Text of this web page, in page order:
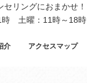
リングにおまかせ！
時 土曜：11時～18時
介 アクセスマップ